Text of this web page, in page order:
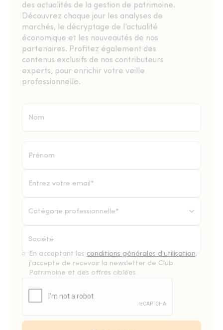
des actualités de la gestion de patrimoine.
Découvrez chaque jour les analyses de
marchés, le décryptage de l’actualité
économique et les nouveautés de nos
partenaires. Profitez également des
contenus exclusifs de nos contributeurs
experts, pour enrichir votre veille
professionnelle.
Catégorie professionnelle*
En acceptant les conditions générales d'utilisation,
j'accepte de recevoir la newsletter de Club
Patrimoine et des offres ciblées.